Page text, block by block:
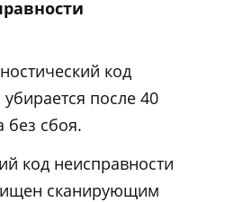
код
после 40
без сбоя.
код неисправности
сканирующим